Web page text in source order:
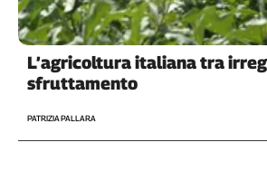
L’agricoltura italiana tra
sfruttamento
PATRIZIA PALLARA